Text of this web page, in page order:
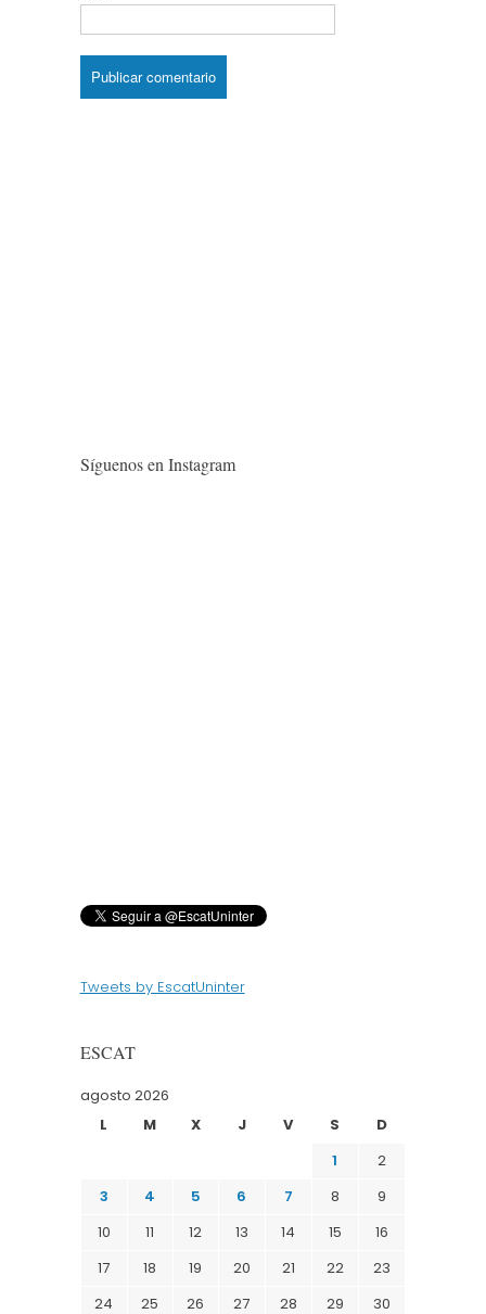
Síguenos en Instagram
Tweets by EscatUninter
ESCAT
agosto 2026
L
M X J V S
D
1
2
3
4 5 6 7 8
9
10
11 12 13 14 15
16
17
18 19 20 21 22
23
24
25 26 27 28 29 30